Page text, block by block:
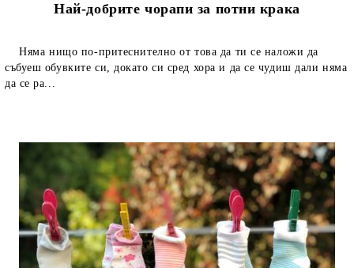
Най-добрите чорапи за потни крака
Няма нищо по-притеснително от това да ти се наложи да
събуеш обувките си, докато си сред хора и да се чудиш дали няма
да се ра...